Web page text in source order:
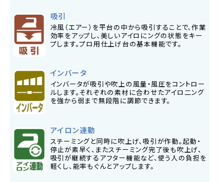
吸引
冷風（エアー）を平台の中から吸引することで、作業
効率をアップし、美しいアイロにングの状態をキー
プします。プロ用仕上げ台の基本機能です。
インバータ
インバータが吸引や吹上の風量・風圧をコントロー
ルします。それぞれの素材に合わせたアイロ二ング
を強から弱まで無段階に調節できます。
アイロン連動
スチーミングと同時に吹上げ、吸引が作動。起動・
停止が素早く、またスチーミング完了後も吹上げ、
吸引が継続するアフター機能など、使う人の負担を
軽くし、能率もぐんとアップします。